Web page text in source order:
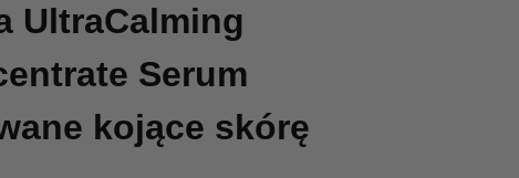
UltraCalming
Serum
kojące skórę